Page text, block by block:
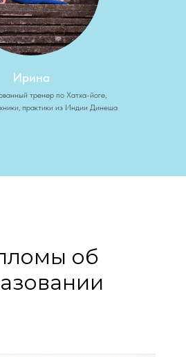
Ирина
тренер по Хатха-йоге,
практики из Индии Динеша
об